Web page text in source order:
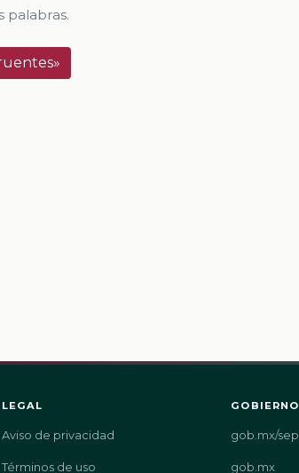
palabras.
LEGAL
Aviso de privacidad
Términos de uso
GOBIERNO
gob.mx/sep
gob.mx